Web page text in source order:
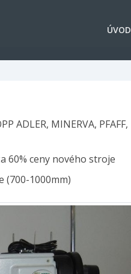
ÚVOD
ADLER, MINERVA, PFAFF,
60% ceny nového stroje
(700-1000mm)